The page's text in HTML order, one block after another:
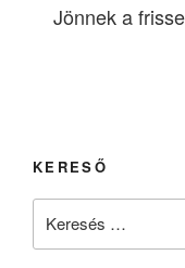
Jönnek a
KERESŐ